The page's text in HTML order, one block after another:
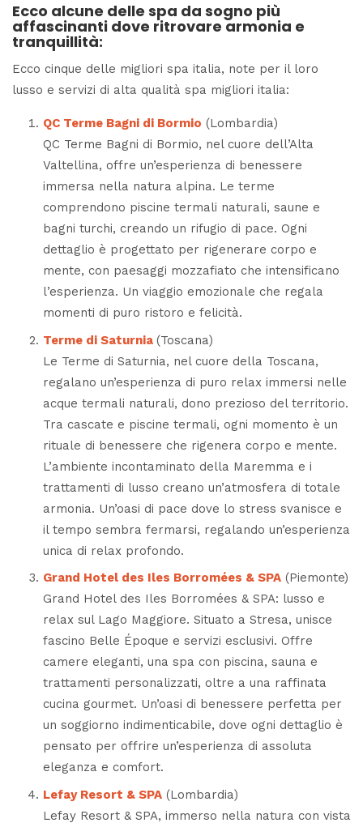
Ecco alcune delle spa da sogno più
affascinanti dove ritrovare armonia e
tranquillità:
Ecco cinque delle migliori spa italia, note per il loro
lusso e servizi di alta qualità spa migliori italia:
QC Terme Bagni di Bormio (Lombardia)
QC Terme Bagni di Bormio, nel cuore dell’Alta
Valtellina, offre un’esperienza di benessere
immersa nella natura alpina. Le terme
comprendono piscine termali naturali, saune e
bagni turchi, creando un rifugio di pace. Ogni
dettaglio è progettato per rigenerare corpo e
mente, con paesaggi mozzafiato che intensificano
l’esperienza. Un viaggio emozionale che regala
momenti di puro ristoro e felicità.
Terme di Saturnia (Toscana)
Le Terme di Saturnia, nel cuore della Toscana,
regalano un’esperienza di puro relax immersi nelle
acque termali naturali, dono prezioso del territorio.
Tra cascate e piscine termali, ogni momento è un
rituale di benessere che rigenera corpo e mente.
L’ambiente incontaminato della Maremma e i
trattamenti di lusso creano un’atmosfera di totale
armonia. Un’oasi di pace dove lo stress svanisce e
il tempo sembra fermarsi, regalando un’esperienza
unica di relax profondo.
Grand Hotel des Iles Borromées & SPA(Piemonte)
Grand Hotel des Iles Borromées & SPA: lusso e
relax sul Lago Maggiore. Situato a Stresa, unisce
fascino Belle Époque e servizi esclusivi. Offre
camere eleganti, una spa con piscina, sauna e
trattamenti personalizzati, oltre a una raffinata
cucina gourmet. Un’oasi di benessere perfetta per
un soggiorno indimenticabile, dove ogni dettaglio è
pensato per offrire un’esperienza di assoluta
eleganza e comfort.
Lefay Resort & SPA(Lombardia)
Lefay Resort & SPA, immerso nella natura con vista